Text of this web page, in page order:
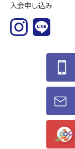
入会申し込み